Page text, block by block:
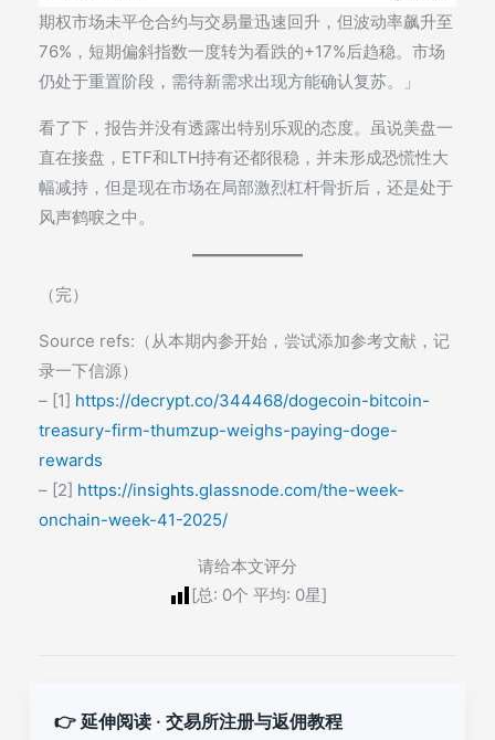
期权市场未平仓合约与交易量迅速回升，但波动率飙升至
76%，短期偏斜指数一度转为看跌的+17%后趋稳。市场
仍处于重置阶段，需待新需求出现方能确认复苏。」
看了下，报告并没有透露出特别乐观的态度。虽说美盘一
直在接盘，ETF和LTH持有还都很稳，并未形成恐慌性大
幅减持，但是现在市场在局部激烈杠杆骨折后，还是处于
风声鹤唳之中。
（完）
Source refs:（从本期内参开始，尝试添加参考文献，记
录一下信源）
– [1] https://decrypt.co/344468/dogecoin-bitcoin-
treasury-firm-thumzup-weighs-paying-doge-
rewards
– [2] https://insights.glassnode.com/the-week-
onchain-week-41-2025/
请给本文评分
[总: 0个 平均: 0星]
👉 延伸阅读 · 交易所注册与返佣教程